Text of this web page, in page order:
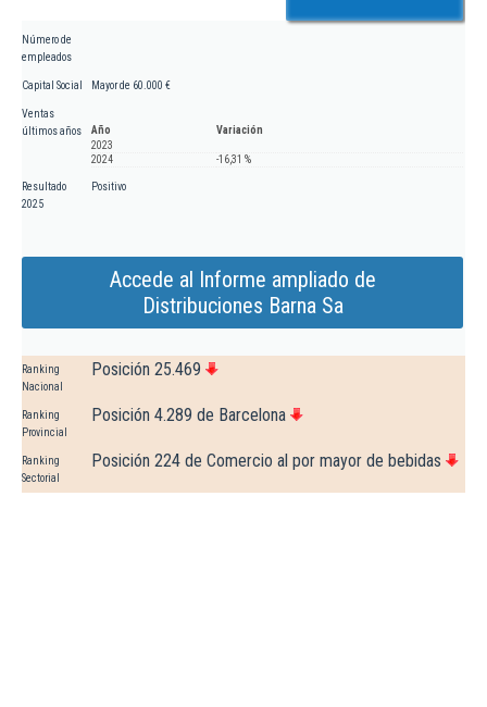
Número de
empleados
Capital Social Mayor de 60.000 €
Ventas
últimos años
Año
Variación
2023
2024
-16,31 %
Resultado
2025
Positivo
Accede al Informe ampliado de
Distribuciones Barna Sa
Ranking
Nacional
Posición 25.469
Ranking
Provincial
Posición 4.289 de Barcelona
Ranking
Sectorial
Posición 224 de Comercio al por mayor de bebidas